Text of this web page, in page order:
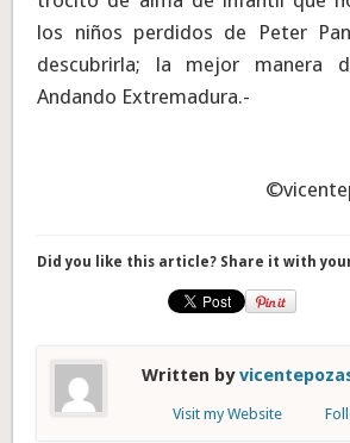
los niños perdidos de Peter
descubrirla; la mejor manera
Andando Extremadura.-
Did you like this article? Share it with
Written by
Visit my Website